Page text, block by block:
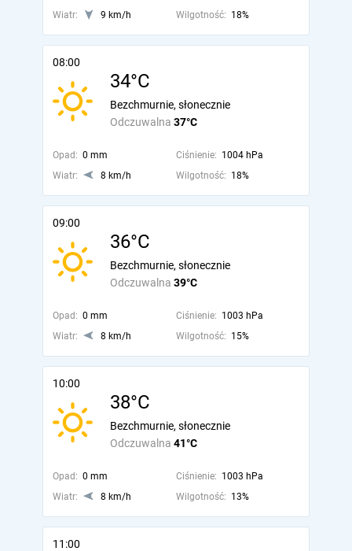
Wiatr: 9 km/h Wilgotność: 18%
08:00
34°C
Odczuwalna 37°C
Bezchmurnie, słonecznie
Opad: 0 mm Ciśnienie: 1004 hPa
Wiatr:
8 km/h Wilgotność: 18%
09:00
36°C
Odczuwalna 39°C
Bezchmurnie, słonecznie
Opad: 0 mm Ciśnienie: 1003 hPa
Wiatr:
8 km/h Wilgotność: 15%
10:00
38°C
Odczuwalna 41°C
Bezchmurnie, słonecznie
Opad: 0 mm Ciśnienie: 1003 hPa
Wiatr:
8 km/h Wilgotność: 13%
11:00